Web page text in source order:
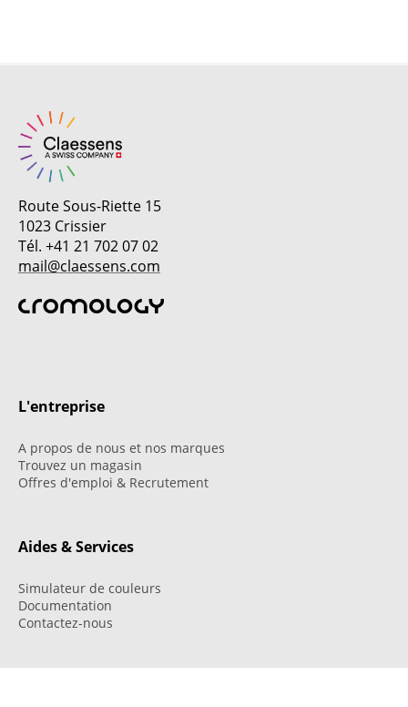
Route Sous-Riette 15
1023 Crissier
Tél. +41 21 702 07 02
mail@claessens.com
L'entreprise
A propos de nous et nos marques
Trouvez un magasin
Offres d'emploi & Recrutement
Aides & Services
Simulateur de couleurs
Documentation
Contactez-nous